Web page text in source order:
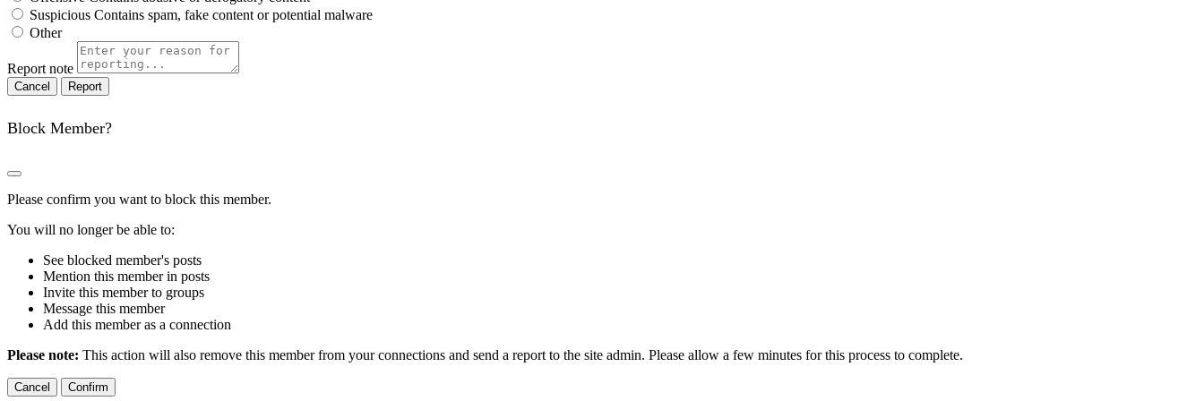
Suspicious Contains spam, fake content or potential malware
Other
Report note
Report
Block Member?
Please confirm you want to block this member.
You will no longer be able to:
See blocked member's posts
Mention this member in posts
Invite this member to groups
Message this member
Add this member as a connection
Please note: This action will also remove this member from your connections and send a report to the site admin. Please allow a few minutes for this process to complete.
Confirm